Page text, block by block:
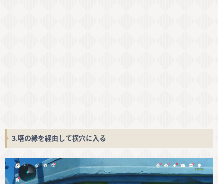
3.塔の縁を経由して横穴に入る